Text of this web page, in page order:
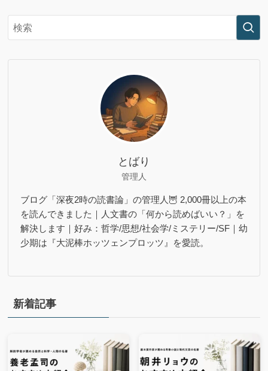
とばり
管理人
ブログ「深夜2時の読書論」の管理人🦉 2,000冊以上の本
を読んできました｜人文書の「何から読めばいい？」を
解決します｜好み：哲学/思想/社会学/ミステリー/SF｜幼
少期は『大泥棒ホッツェンプロッツ』を愛読。
新着記事